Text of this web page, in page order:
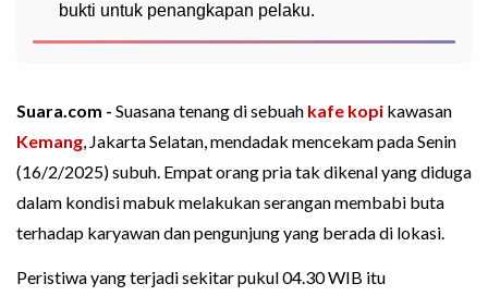
bukti untuk penangkapan pelaku.
Suara.com - Suasana tenang di sebuah kafe kopi kawasan
Kemang, Jakarta Selatan, mendadak mencekam pada Senin
(16/2/2025) subuh. Empat orang pria tak dikenal yang diduga
dalam kondisi mabuk melakukan serangan membabi buta
terhadap karyawan dan pengunjung yang berada di lokasi.
Peristiwa yang terjadi sekitar pukul 04.30 WIB itu